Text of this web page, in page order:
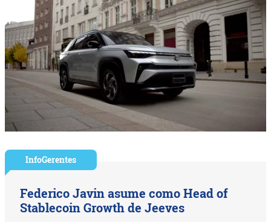
InfoGerentes
Federico Javin asume como Head of
Stablecoin Growth de Jeeves